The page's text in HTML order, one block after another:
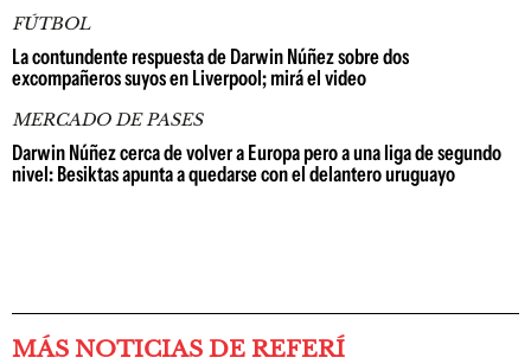
FÚTBOL
La contundente respuesta de Darwin Núñez sobre dos
excompañeros suyos en Liverpool; mirá el video
MERCADO DE PASES
Darwin Núñez cerca de volver a Europa pero a una liga de segundo
nivel: Besiktas apunta a quedarse con el delantero uruguayo
MÁS NOTICIAS DE REFERÍ